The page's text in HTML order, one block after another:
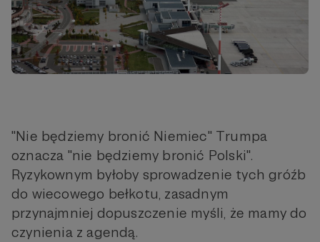
"Nie będziemy bronić Niemiec" Trumpa
oznacza "nie będziemy bronić Polski".
Ryzykownym byłoby sprowadzenie tych gróźb
do wiecowego bełkotu, zasadnym
przynajmniej dopuszczenie myśli, że mamy do
czynienia z agendą.